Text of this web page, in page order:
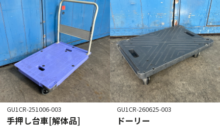
GU1CR-251006-003
手押し台車[解体品]
GU1CR-260625-003
ドーリー